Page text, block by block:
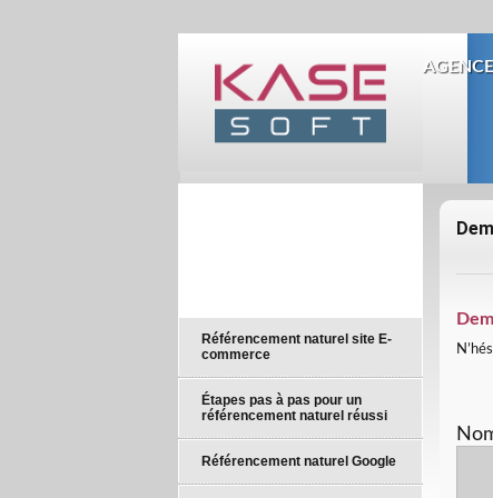
Référencement naturel site E-
commerce
Étapes pas à pas pour un
référencement naturel réussi
Référencement naturel Google